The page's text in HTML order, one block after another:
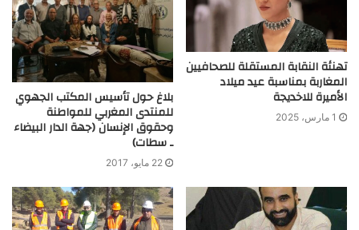
تهنئة النقابة المستقلة للصحافيين
المغاربة بمناسبة عيد ميلاد
الأميرة للاخديجة
1 مارس، 2025
بلاغ حول تأسيس المكتب الجهوي
للمنتدى المغربي للمواطنة
وحقوق الإنسان (جهة الدار البيضاء
ـ سطات)
22 مايو، 2017